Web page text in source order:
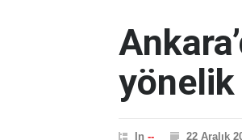
yönelik
In -- 22 Aralık